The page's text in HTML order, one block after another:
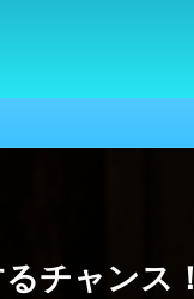
チャンス！